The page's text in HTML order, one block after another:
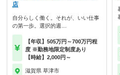
店
自分らしく働く。それが、いい仕事
の第一歩。選択的週…
【年収】505万円～700万円程
度 ※勤務地限定制度あり
【時給】2,000円～
滋賀県 草津市